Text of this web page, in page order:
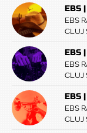
EBS
EBS
CLUJ
EBS
EBS
CLUJ
EBS
EBS
CLUJ